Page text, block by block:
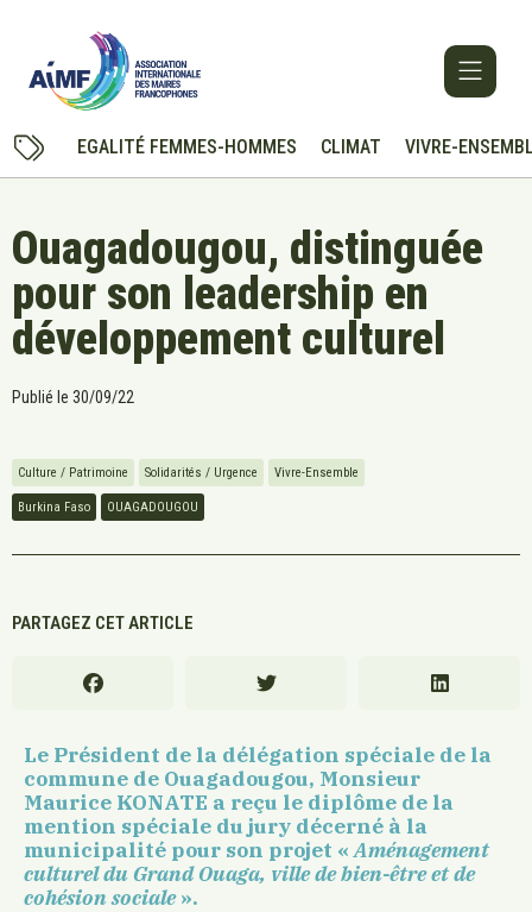
EGALITÉ FEMMES-HOMMES CLIMAT VIVRE-
Ouagadougou, distinguée
pour son leadership en
développement culturel
Publié le 30/09/22
Culture / Patrimoine Solidarités / Urgence Vivre-Ensemble
Burkina Faso OUAGADOUGOU
PARTAGEZ CET ARTICLE
Le Président de la délégation spéciale de la
commune de Ouagadougou, Monsieur
Maurice KONATE a reçu le diplôme de la
mention spéciale du jury décerné à la
municipalité pour son projet «Aménagement
culturel du Grand Ouaga, ville de bien-être et de
cohésion sociale».